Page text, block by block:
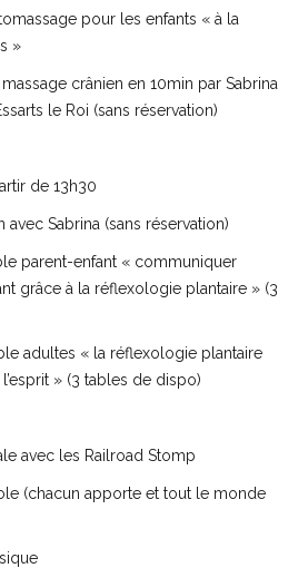
pour les enfants « à la
»
crânien en 10min par Sabrina
le Roi (sans réservation)
de 13h30
avec Sabrina (sans réservation)
parent-enfant « communiquer
grâce à la réflexologie plantaire » (3
adultes « la réflexologie plantaire
» (3 tables de dispo)
avec les Railroad Stomp
(chacun apporte et tout le monde